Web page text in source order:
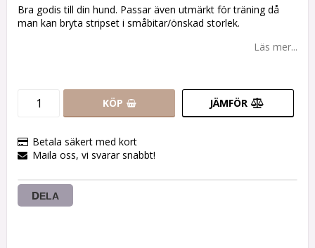
Bra godis till din hund. Passar även utmärkt för träning då
man kan bryta stripset i småbitar/önskad storlek.
Läs mer...
KÖP JÄMFÖR
Betala säkert med kort
Maila oss, vi svarar snabbt!
DELA